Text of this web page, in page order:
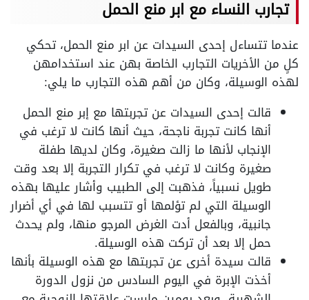
تجارب النساء مع ابر منع الحمل
عندما تتساءل إحدى السيدات عن ابر منع الحمل، تحكي
كلٍ من الأخريات التجارب الخاصة بهن عند استخدامهن
لهذه الوسيلة، وكان من أهم هذه التجارب ما يلي:
قالت إحدى السيدات عن تجربتها مع إبر منع الحمل
أنها كانت تجربة ناجحة، حيث أنها كانت لا ترغب في
الإنجاب لأنها ما زالت صغيرة، وكان لديها طفلة
صغيرة وكانت لا ترغب في تكرار التجربة إلا بعد وقت
طويل نسبياً، فذهبت إلى الطبيب وأشار عليها بهذه
الوسيلة التي لم تؤلمها أو تتسبب لها في أي أضرار
جانبية، وبالفعل أدت الغرض المرجو منها، ولم يحدث
حمل إلا بعد أن تركت هذه الوسيلة.
قالت سيدة أخرى عن تجربتها مع هذه الوسيلة بأنها
أخذت الإبرة في اليوم السادس من نزول الدورة